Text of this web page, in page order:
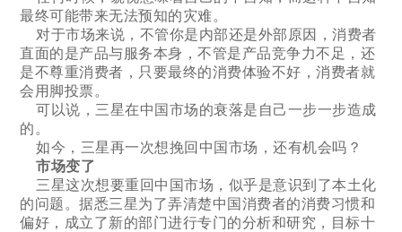
最终可能带来无法预知的灾难。
对于市场来说，不管你是内部还是外部原因，消费者
直面的是产品与服务本身，不管是产品竞争力不足，还
是不尊重消费者，只要最终的消费体验不好，消费者就
会用脚投票。
可以说，三星在中国市场的衰落是自己一步一步造成
的。
如今，三星再一次想挽回中国市场，还有机会吗？
市场变了
三星这次想要重回中国市场，似乎是意识到了本土化
的问题。据悉三星为了弄清楚中国消费者的消费习惯和
偏好，成立了新的部门进行专门的分析和研究，目标十